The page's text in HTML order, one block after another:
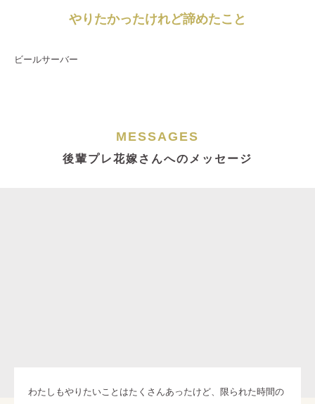
やりたかったけれど諦めたこと
ビールサーバー
MESSAGES
後輩プレ花嫁さんへのメッセージ
わたしもやりたいことはたくさんあったけど、限られた時間の